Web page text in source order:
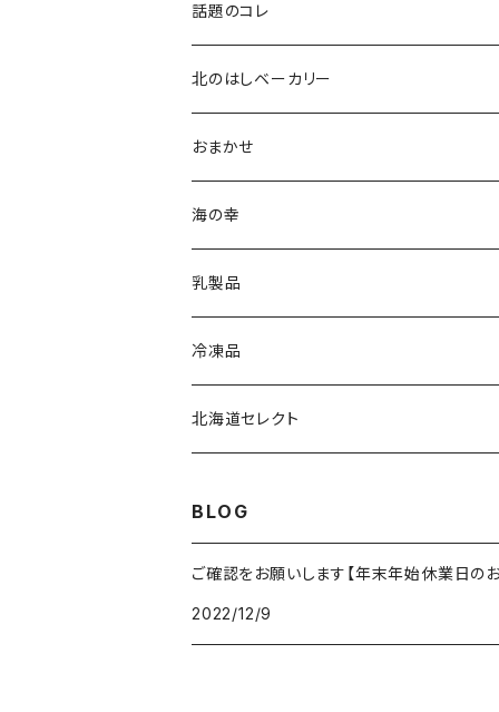
話題のコレ
北のはしベーカリー
おまかせ
海の幸
乳製品
冷凍品
北海道セレクト
BLOG
ご確認をお願いします【年末年始休業日の
2022/12/9